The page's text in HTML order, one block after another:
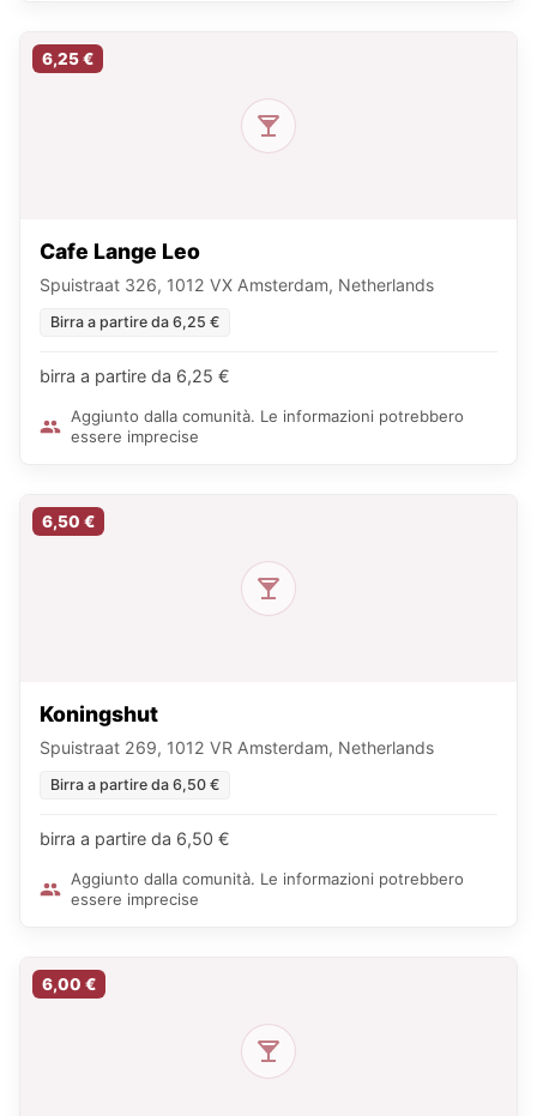
6,25 €
Cafe Lange Leo
Spuistraat 326, 1012 VX Amsterdam, Netherlands
Birra a partire da 6,25 €
birra a partire da 6,25 €
Aggiunto dalla comunità. Le informazioni potrebbero
essere imprecise
6,50 €
Koningshut
Spuistraat 269, 1012 VR Amsterdam, Netherlands
Birra a partire da 6,50 €
birra a partire da 6,50 €
Aggiunto dalla comunità. Le informazioni potrebbero
essere imprecise
6,00 €